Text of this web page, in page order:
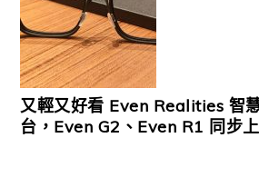
又輕又好看 Even Realities 智
台，Even G2、Even R1 同步